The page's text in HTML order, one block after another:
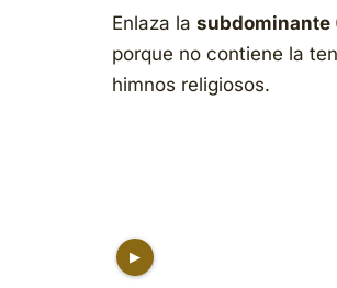
Enlaza la subdominante
porque no contiene la
himnos religiosos.
▶